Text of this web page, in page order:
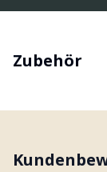
Zubehör